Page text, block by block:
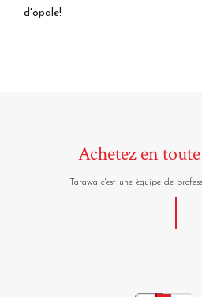
d'opale!
Achetez en
Tarawa c'est une équipe de